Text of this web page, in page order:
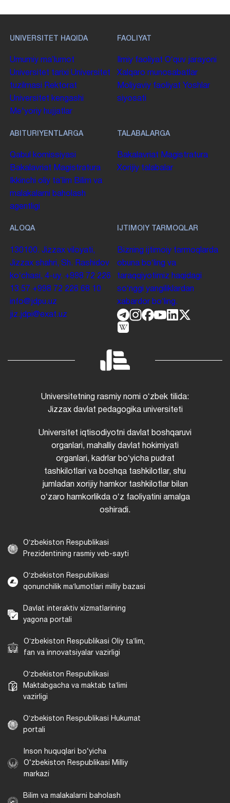
UNIVERSITET HAQIDA
Umumiy maʼlumot
Universitet tarixi Universitet
tuzilmasi
Rektorat
Universitet kengashi
Me'yoriy hujjatlar
FAOLIYAT
Ilmiy faoliyat Oʻquv jarayoni
Xalqaro munosabatlar
Moliyaviy faoliyat Yoshlar
siyosati
ABITURIYENTLARGA
Qabul komissiyasi
Bakalavriat Magistratura
Ikkinchi oliy taʼlim Bilim va
malakalarni baholash
agentligi
TALABALARGA
Bakalavriat Magistratura
Xorijiy talabalar
ALOQA
130100. Jizzax viloyati,
Jizzax shahri, Sh. Rashidov
koʻchasi, 4-uy. +998 72 226
13 57 +998 72 226 68 10
info@jdpu.uz
jiz.jdpi@exat.uz
IJTIMOIY TARMOQLAR
Bizning ijtimoiy tarmoqlarda
obuna boʻling va
taraqqiyotimiz haqidagi
soʻnggi yangiliklardan
xabardor boʻling.
Universitetning rasmiy nomi oʻzbek tilida:
Jizzax davlat pedagogika universiteti
Universitet iqtisodiyotni davlat boshqaruvi
organlari, mahalliy davlat hokimiyati
organlari, kadrlar boʻyicha pudrat
tashkilotlari va boshqa tashkilotlar, shu
jumladan xorijiy hamkor tashkilotlar bilan
oʻzaro hamkorlikda oʻz faoliyatini amalga
oshiradi.
Oʻzbekiston Respublikasi
Prezidentining rasmiy veb-sayti
Oʻzbekiston Respublikasi
qonunchilik maʼlumotlari milliy bazasi
Davlat interaktiv xizmatlarining
yagona portali
Oʻzbekiston Respublikasi Oliy taʼlim,
fan va innovatsiyalar vazirligi
Oʻzbekiston Respublikasi
Maktabgacha va maktab taʼlimi
vazirligi
Oʻzbekiston Respublikasi Hukumat
portali
Inson huquqlari bo‘yicha
O‘zbekiston Respublikasi Milliy
markazi
Bilim va malakalarni baholash